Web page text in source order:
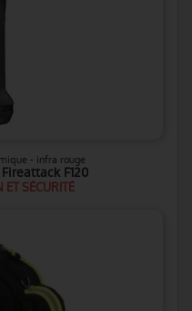
- infra rouge
F120
ET SÉCURITÉ